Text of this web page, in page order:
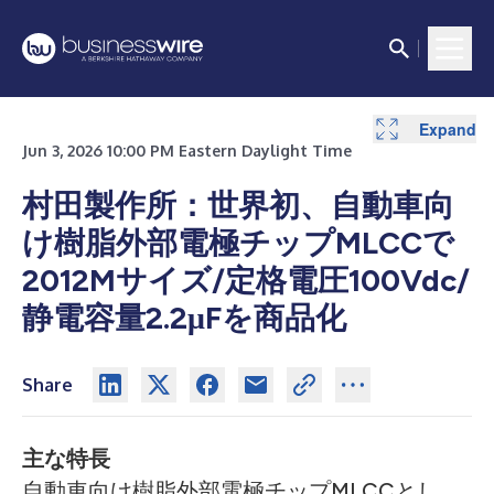
Jun 3, 2026 10:00 PM Eastern Daylight Time
村田製作所：世界初、自動車向
け樹脂外部電極チップMLCCで
2012Mサイズ/定格電圧100Vdc/
静電容量2.2μFを商品化
Share
主な特長
Expand